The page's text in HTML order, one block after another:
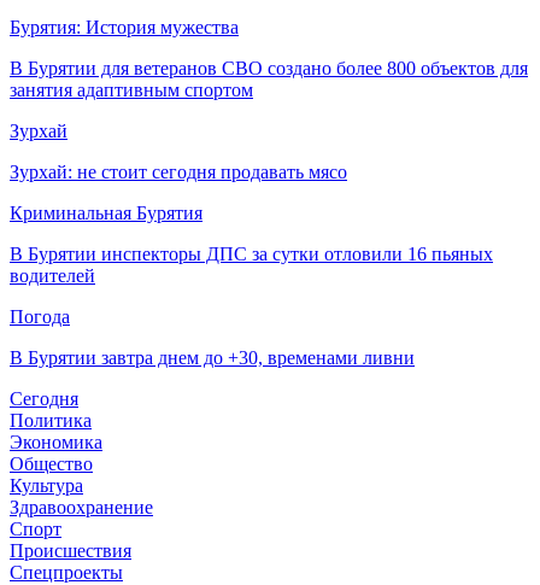
Бурятия: История мужества
В Бурятии для ветеранов СВО создано более 800 объектов для
занятия адаптивным спортом
Зурхай
Зурхай: не стоит сегодня продавать мясо
Криминальная Бурятия
В Бурятии инспекторы ДПС за сутки отловили 16 пьяных
водителей
Погода
В Бурятии завтра днем до +30, временами ливни
Сегодня
Политика
Экономика
Общество
Культура
Здравоохранение
Спорт
Происшествия
Спецпроекты